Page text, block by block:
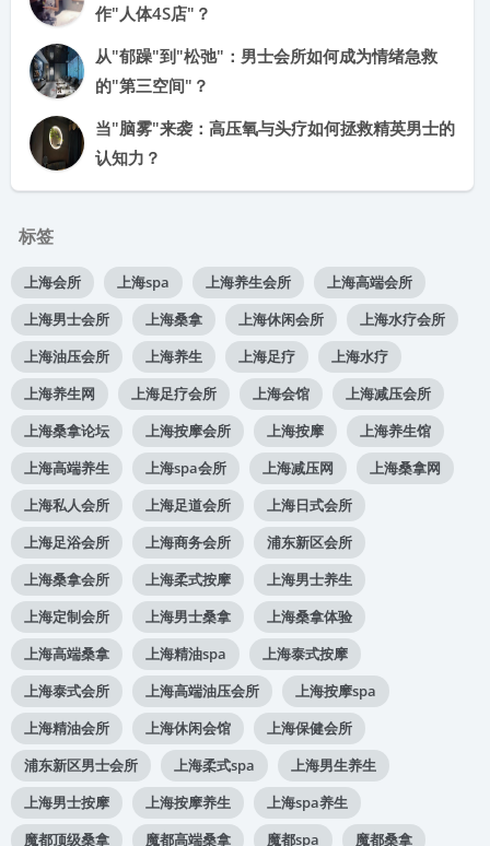
作"人体4S店"？
从"郁躁"到"松弛"：男士会所如何成为情绪急救
的"第三空间"？
当"脑雾"来袭：高压氧与头疗如何拯救精英男士的
认知力？
标签
上海会所 上海spa 上海养生会所
上海高端会所
上海男士会所
上海桑拿 上海休闲会所
上海水疗会所
上海油压会所
上海养生 上海足疗
上海水疗
上海养生网
上海足疗会所 上海会馆
上海减压会所
上海桑拿论坛
上海按摩会所 上海按摩
上海养生馆
上海高端养生
上海spa会所 上海减压网
上海桑拿网
上海私人会所
上海足道会所
上海日式会所
上海足浴会所
上海商务会所
浦东新区会所
上海桑拿会所
上海柔式按摩
上海男士养生
上海定制会所
上海男士桑拿
上海桑拿体验
上海高端桑拿
上海精油spa
上海泰式按摩
上海泰式会所
上海高端油压会所
上海按摩spa
上海精油会所
上海休闲会馆
上海保健会所
浦东新区男士会所
上海柔式spa
上海男生养生
上海男士按摩
上海按摩养生
上海spa养生
魔都顶级桑拿
魔都高端桑拿 魔都spa 魔都桑拿